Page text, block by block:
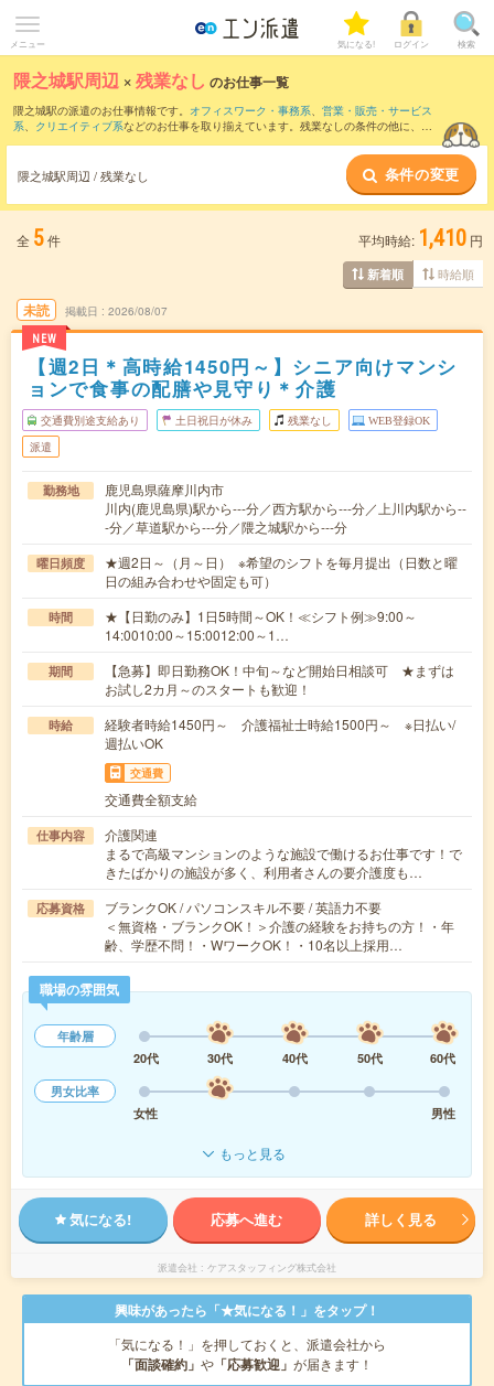
メニュー 気になる! ログイン 検索
隈之城駅周辺 ×残業なし のお仕事一覧
隈之城駅の派遣のお仕事情報です。 オフィスワーク・事務系、 営業・販売・サービス
系、 クリエイティブ系などのお仕事を取り揃えています。残業なしの条件の他に、 交
隈之城駅周辺 / 残業なし 条件の変更
全 5件 平均時給: 1,410 円
新着順 時給順
未読
NEW
掲載日 2026/08/07
【週2日＊高時給1450円～】シニア向けマンシ
ョンで食事の配膳や見守り＊介護
交通費別途支給あり 土日祝日が休み 残業なし WEB登録OK
派遣
勤務地
鹿児島県薩摩川内市
川内(鹿児島県)駅から---分／西方駅から---分／上川内駅から--
-分／草道駅から---分／隈之城駅から---分
曜日頻度
★週2日～（月～日） ※希望のシフトを毎月提出（日数と曜
日の組み合わせや固定も可）
時間
★【日勤のみ】1日5時間～OK！≪シフト例≫9:00～
14:0010:00～15:0012:00～1…
期間
【急募】即日勤務OK！中旬～など開始日相談可 ★まずは
お試し2カ月～のスタートも歓迎！
時給
経験者時給1450円～ 介護福祉士時給1500円～ ※日払い/
週払いOK
交通費
交通費全額支給
仕事内容
介護関連
まるで高級マンションのような施設で働けるお仕事です！で
きたばかりの施設が多く、利用者さんの要介護度も…
応募資格
ブランクOK / パソコンスキル不要 / 英語力不要
＜無資格・ブランクOK！＞介護の経験をお持ちの方！・年
齢、学歴不問！・WワークOK！・10名以上採用…
職場の雰囲気
年齢層
20代
30代 40代 50代
60代
男女比率
女性
男性
もっと見る
気になる! 応募へ進む 詳しく見る
派遣会社 ケアスタッフィング株式会社
興味があったら「★気になる！」をタップ！
「気になる！」を押しておくと、派遣会社から
「面談確約」 や 「応募歓迎」 が届きます！